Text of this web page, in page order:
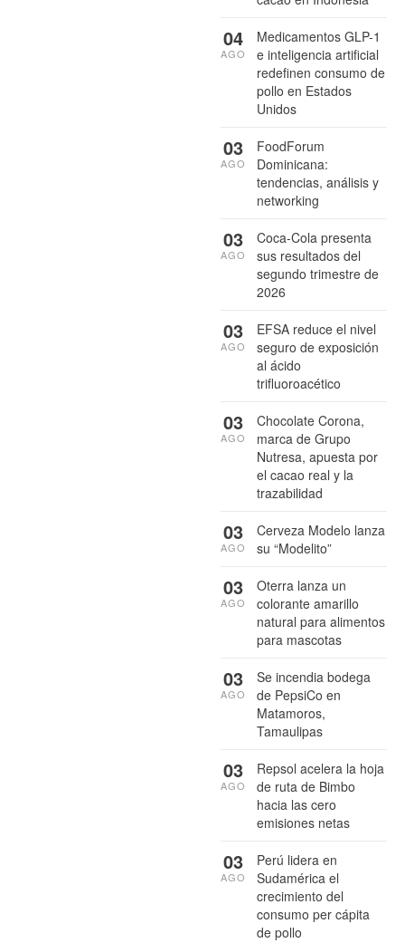
Medicamentos GLP-1
e inteligencia artificial
redefinen consumo de
pollo en Estados
Unidos
04
AGO
FoodForum
Dominicana:
tendencias, análisis y
networking
03
AGO
Coca-Cola presenta
sus resultados del
segundo trimestre de
2026
03
AGO
EFSA reduce el nivel
seguro de exposición
al ácido
trifluoroacético
03
AGO
Chocolate Corona,
marca de Grupo
Nutresa, apuesta por
el cacao real y la
trazabilidad
03
AGO
Cerveza Modelo lanza
su “Modelito”
03
AGO
Oterra lanza un
colorante amarillo
natural para alimentos
para mascotas
03
AGO
Se incendia bodega
de PepsiCo en
Matamoros,
Tamaulipas
03
AGO
Repsol acelera la hoja
de ruta de Bimbo
hacia las cero
emisiones netas
03
AGO
Perú lidera en
Sudamérica el
crecimiento del
consumo per cápita
de pollo
03
AGO